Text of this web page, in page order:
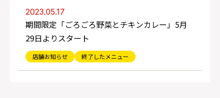
2023.05.17
期間限定「ごろごろ野菜とチキンカレー」5月
29日よりスタート
店舗お知らせ 終了したメニュー